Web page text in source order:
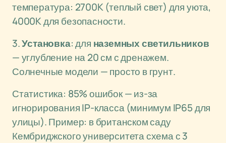
температура: 2700K (теплый свет) для уюта,
4000K для безопасности.
3.Установка: для наземных светильников
— углубление на 20 см с дренажем.
Солнечные модели — просто в грунт.
Статистика: 85% ошибок — из-за
игнорирования IP-класса (минимум IP65 для
улицы). Пример: в британском саду
Кембриджского университета схема с 3